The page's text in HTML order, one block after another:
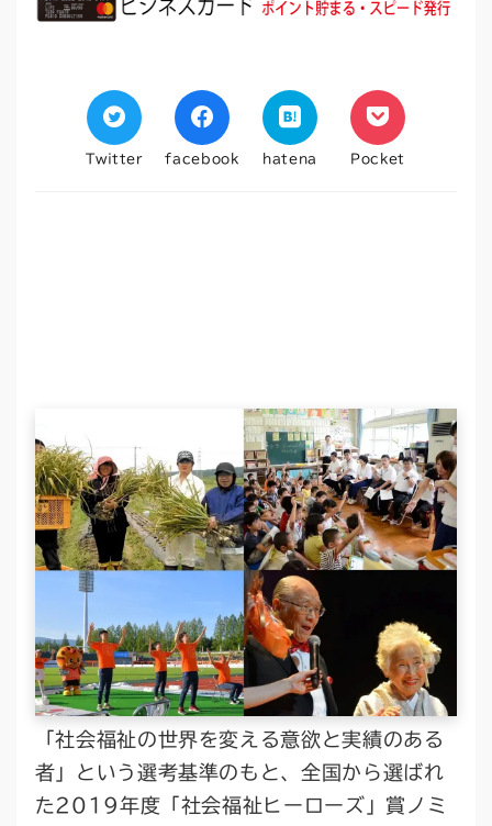
Twitter facebook hatena Pocket
「社会福祉の世界を変える意欲と実績のある
者」という選考基準のもと、全国から選ばれ
た2019年度「社会福祉ヒーローズ」賞ノミ